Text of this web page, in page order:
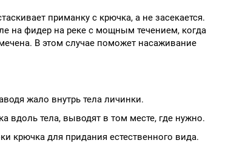
приманку с крючка, а не засекается.
на фидер на реке с мощным течением, когда
В этом случае поможет насаживание
жало внутрь тела личинки.
вдоль тела, выводят в том месте, где нужно.
крючка для придания естественного вида.